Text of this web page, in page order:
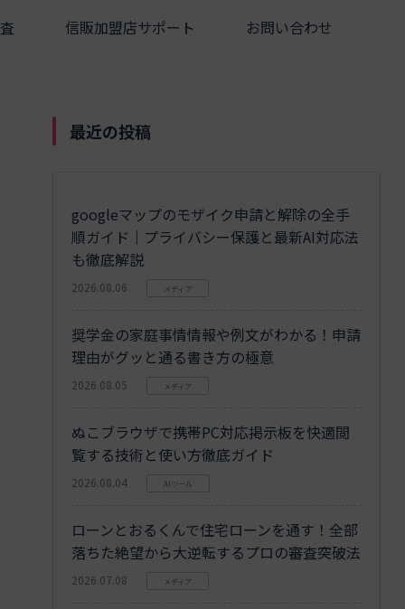
信販加盟店サポート お問い合わせ
最近の投稿
googleマップのモザイク申請と解除の全手
順ガイド｜プライバシー保護と最新AI対応法
も徹底解説
2026.08.06 メディア
奨学金の家庭事情情報や例文がわかる！申請
理由がグッと通る書き方の極意
2026.08.05 メディア
ぬこブラウザで携帯PC対応掲示板を快適閲
覧する技術と使い方徹底ガイド
2026.08.04 AIツール
ローンとおるくんで住宅ローンを通す！全部
落ちた絶望から大逆転するプロの審査突破法
2026.07.08 メディア